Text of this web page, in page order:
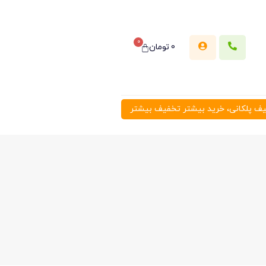
0تومان 0
پلکانی، خرید بیشتر تخفیف بیشتر